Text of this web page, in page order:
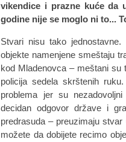
vikendice i prazne kuće da
godine nije se moglo ni to...
Stvari nisu tako
objekte namenjene smeštaju
kod Mladenovca – meštani su
policija sedela skrštenih
problema jer su
decidan odgovor države i
predrasuda – preuzimaju
možete da dobijete recimo